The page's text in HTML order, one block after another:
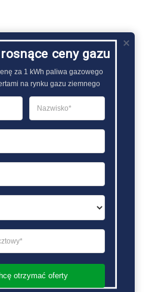
ceny gazu
za 1 kWh paliwa gazowego
na rynku gazu ziemnego
otrzymać oferty